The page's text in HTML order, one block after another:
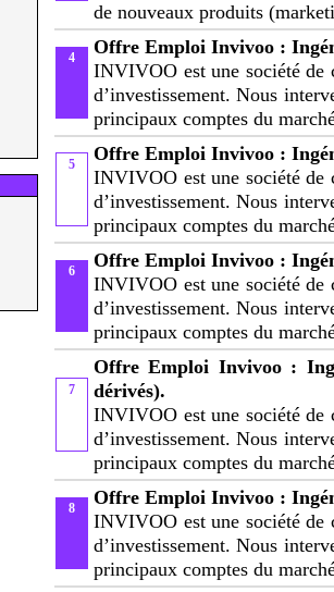
de nouveaux produits
4
Offre Emploi Invivoo :
INVIVOO est une société de
d’investissement. Nous
principaux comptes du
5
Offre Emploi Invivoo :
INVIVOO est une société de
d’investissement. Nous
principaux comptes du
6
Offre Emploi Invivoo :
INVIVOO est une société de
d’investissement. Nous
principaux comptes du
7
Offre Emploi Invivoo :
dérivés).
INVIVOO est une société de
d’investissement. Nous
principaux comptes du
8
Offre Emploi Invivoo :
INVIVOO est une société de
d’investissement. Nous
principaux comptes du